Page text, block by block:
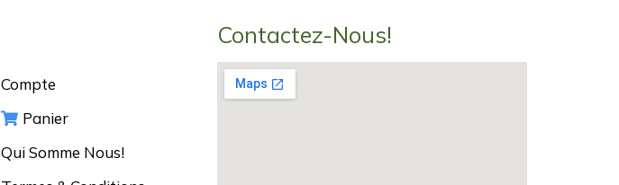
Compte
Panier
Qui Somme Nous!
Contactez-Nous!